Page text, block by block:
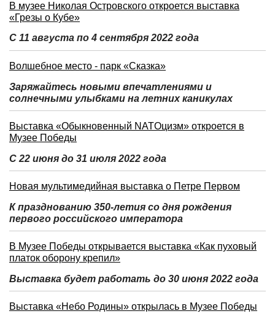
В музее Николая Островского откроется выставка
«Грезы о Кубе»
С 11 августа по 4 сентября 2022 года
Волшебное место - парк «Сказка»
Заряжайтесь новыми впечатлениями и
солнечными улыбками на летних каникулах
Выставка «Обыкновенный NATOцизм» откроется в
Музее Победы
С 22 июня до 31 июля 2022 года
Новая мультимедийная выставка о Петре Первом
К празднованию 350-летия со дня рождения
первого российского императора
В Музее Победы открывается выставка «Как пуховый
платок оборону крепил»
Выставка будет работать до 30 июня 2022 года
Выставка «Небо Родины» открылась в Музее Победы